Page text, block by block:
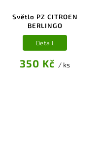
Světlo PZ CITROEN
BERLINGO
350 Kč / ks
Detail